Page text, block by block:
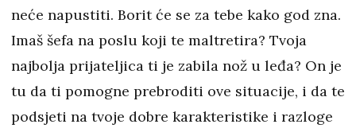
neće napustiti. Borit će se za tebe kako god zna.
Imaš šefa na poslu koji te maltretira? Tvoja
najbolja prijateljica ti je zabila nož u leđa? On je
tu da ti pomogne prebroditi ove situacije, i da te
podsjeti na tvoje dobre karakteristike i razloge